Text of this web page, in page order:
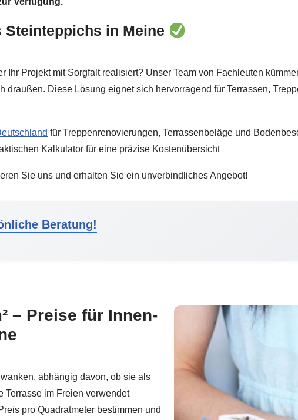
Steinteppichs in Meine
Ihr Projekt mit Sorgfalt realisiert? Unser Team von Fachleuten
Diese Lösung eignet sich hervorragend für Terrassen,
für Treppenrenovierungen, Terrassenbeläge und
Kalkulator für eine präzise Kostenübersicht
Sie uns und erhalten Sie ein unverbindliches Angebot!
Beratung!
– Preise für Innen-
abhängig davon, ob sie als
Terrasse im Freien verwendet
pro Quadratmeter bestimmen und